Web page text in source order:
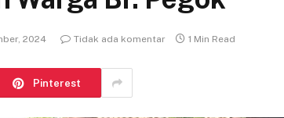
2024 Tidak ada komentar 1 Min Read
Pinterest